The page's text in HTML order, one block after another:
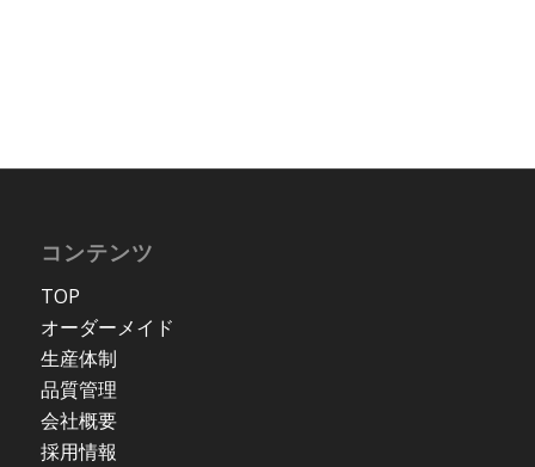
コンテンツ
TOP
オーダーメイド
生産体制
品質管理
会社概要
採用情報